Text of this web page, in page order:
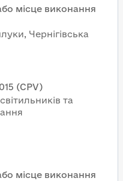
місце виконання
Чернігівська
(CPV)
та
місце виконання